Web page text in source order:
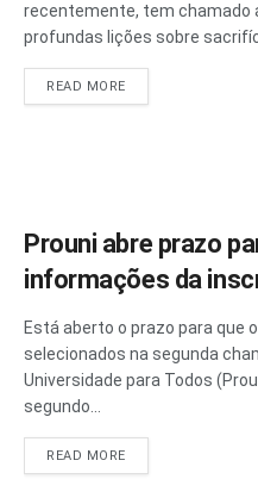
recentemente, tem chamado
profundas lições sobre
READ MORE
Prouni abre prazo
informações da
Está aberto o prazo para que
selecionados na segunda
Universidade para Todos
segundo...
READ MORE